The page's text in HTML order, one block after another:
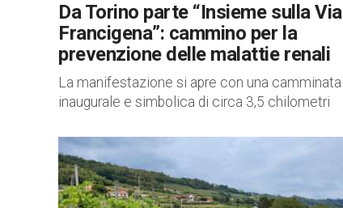
Da Torino parte “Insieme sulla Via
Francigena”: cammino per la
prevenzione delle malattie renali
La manifestazione si apre con una camminata
inaugurale e simbolica di circa 3,5 chilometri